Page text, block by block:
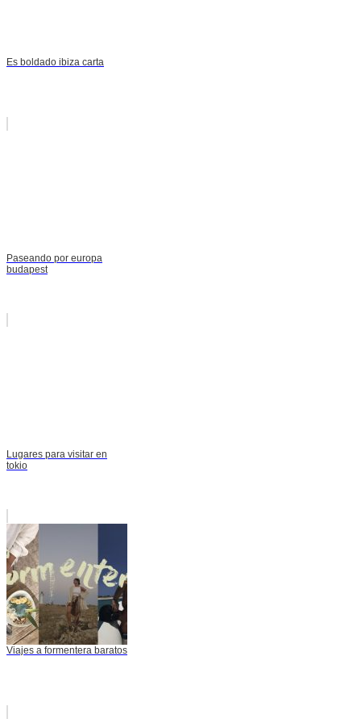
Es boldado ibiza carta
Paseando por europa
budapest
Lugares para visitar en
tokio
Viajes a formentera baratos